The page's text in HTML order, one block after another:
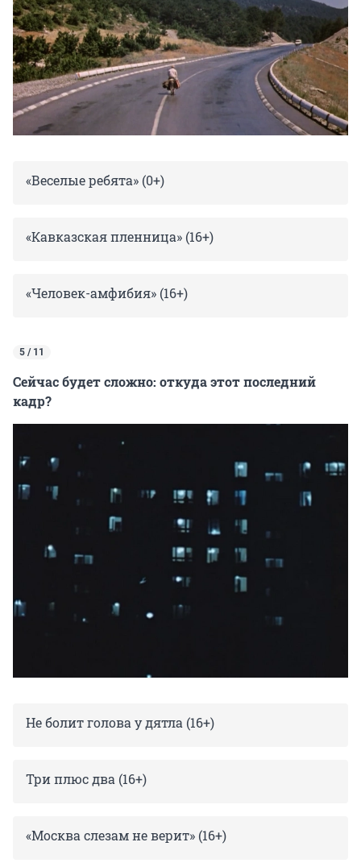
«Веселые ребята» (0+)
«Кавказская пленница» (16+)
«Человек-амфибия» (16+)
5 / 11
Сейчас будет сложно: откуда этот последний
кадр?
Не болит голова у дятла (16+)
Три плюс два (16+)
«Москва слезам не верит» (16+)